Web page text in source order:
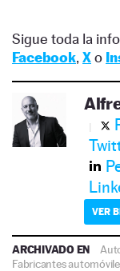
Sigue toda la
Facebook, Xo
VER
ARCHIVADO EN
Fabricantes